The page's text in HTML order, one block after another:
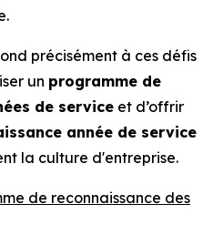
précisément à ces défis
un programme de
de service et d’offrir
année de service
la culture d'entreprise.
de reconnaissance des